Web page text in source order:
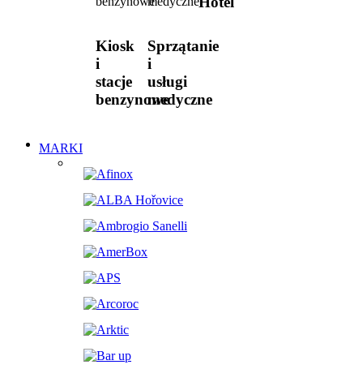
Kiosk
i
stacje
benzynowe
Sprzątanie
i
usługi
medyczne
MARKI